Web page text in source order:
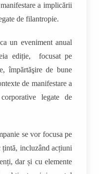
a implicării
de filantropie.
un eveniment anual
ediție, focusat pe
împărtăşire de bune
de manifestare a
legate de
se vor focusa pe
incluzând acțiuni
dar și cu elemente